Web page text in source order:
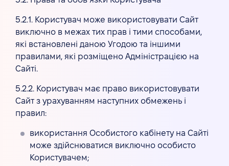
5.2.1. Користувач може використовувати Сайт
виключно в межах тих прав і тими способами,
які встановлені даною Угодою та іншими
правилами, які розміщено Адміністрацією на
Сайті.
5.2.2. Користувач має право використовувати
Сайт з урахуванням наступних обмежень і
правил:
використання Особистого кабінету на Сайті
може здійснюватися виключно особисто
Користувачем;